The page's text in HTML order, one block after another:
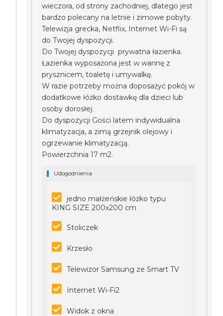
wieczora, od strony zachodniej, dlatego jest
bardzo polecany na letnie i zimowe pobyty.
Telewizja grecka, Netflix, Internet Wi-Fi są
do Twojej dyspozycji.
Do Twojej dyspozycji prywatna łazienka.
Łazienka wyposażona jest w wannę z
prysznicem, toaletę i umywalkę.
W razie potrzeby można doposażyć pokój w
dodatkowe łóżko dostawkę dla dzieci lub
osoby dorosłej.
Do dyspozycji Gości latem indywidualna
klimatyzacja, a zimą grzejnik olejowy i
ogrzewanie klimatyzacją.
Powierzchnia 17 m2.
Udogodnienia
jedno małżeńskie łóżko typu
KING SIZE 200x200 cm
Stoliczek
Krzesło
Telewizor Samsung ze Smart TV
Internet Wi-Fi2
Widok z okna